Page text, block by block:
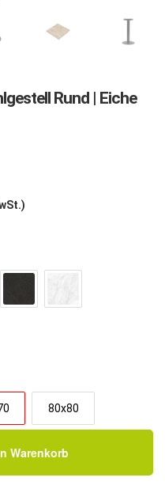
Rund | Eiche
80x80
Warenkorb